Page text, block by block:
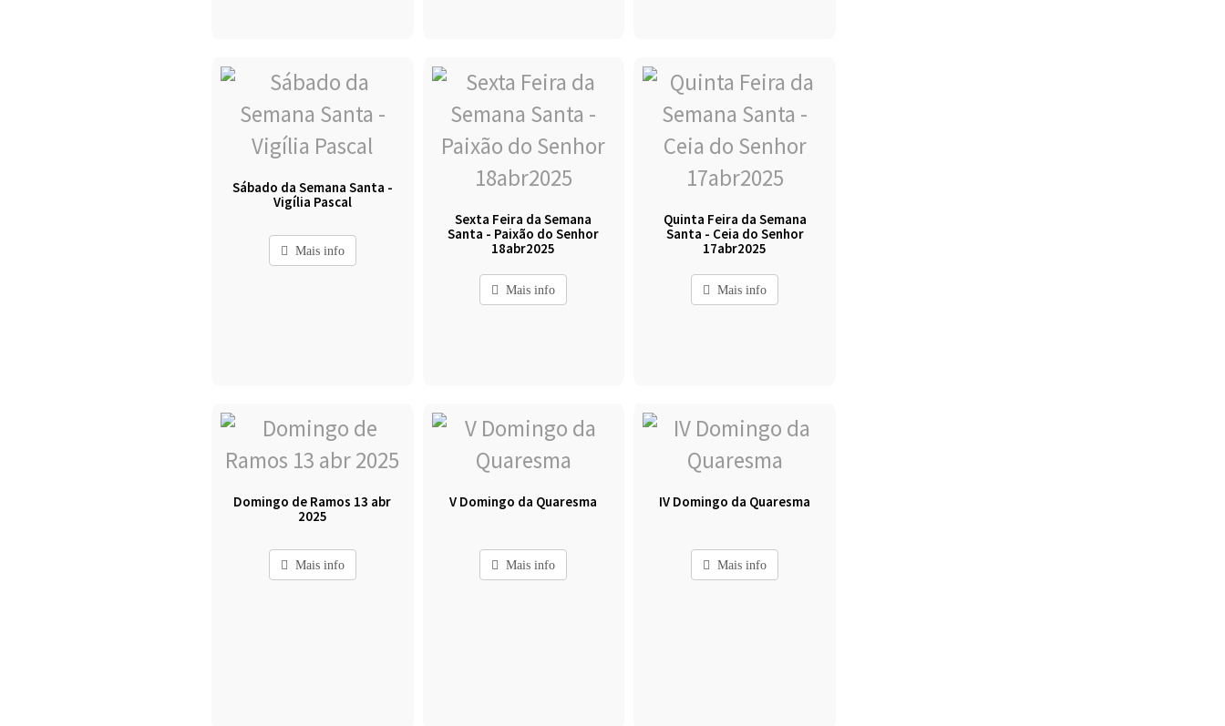
Sábado da Semana Santa -
Vigília Pascal
Mais info
Sexta Feira da Semana
Santa - Paixão do Senhor
18abr2025
Mais info
Quinta Feira da Semana
Santa - Ceia do Senhor
17abr2025
Mais info
Domingo de Ramos 13 abr
2025
Mais info
V Domingo da Quaresma
Mais info
IV Domingo da Quaresma
Mais info